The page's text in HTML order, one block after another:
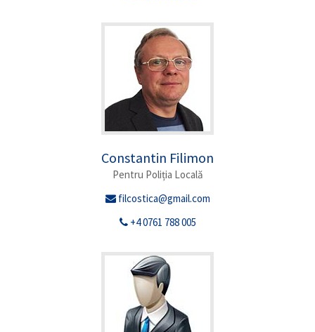
Constantin Filimon
Pentru Poliția Locală
filcostica@gmail.com
+4 0761 788 005